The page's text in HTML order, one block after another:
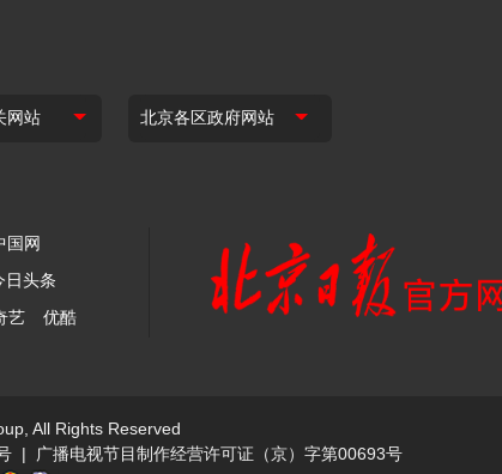
国网
日头条
艺 优酷
All Rights Reserved
|
广播电视节目制作经营许可证（京）字第00693号